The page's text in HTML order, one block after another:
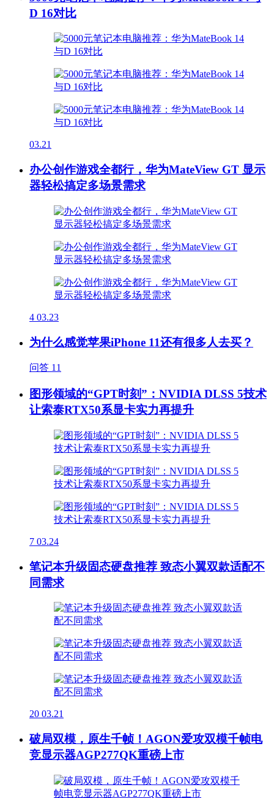
D 16对比
03.21
办公创作游戏全都行，华为MateView GT 显示
器轻松搞定多场景需求
4 03.23
为什么感觉苹果iPhone 11还有很多人去买？
问答 11
图形领域的“GPT时刻”：NVIDIA DLSS 5技术
让索泰RTX50系显卡实力再提升
7 03.24
笔记本升级固态硬盘推荐 致态小翼双款适配不
同需求
20 03.21
破局双模，原生千帧！AGON爱攻双模千帧电
竞显示器AGP277QK重磅上市